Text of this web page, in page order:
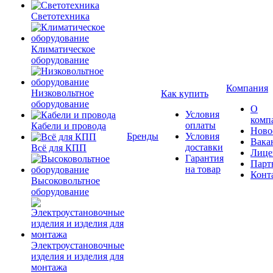
Светотехника
Климатическое
оборудование
Низковольтное
оборудование
Кабели и провода
Всё для КПП
Высоковольтное
оборудование
Электроустановочные
изделия и изделия для
монтажа
Бренды
Как купить
Условия
оплаты
Условия
доставки
Гарантия
на товар
Компания
О